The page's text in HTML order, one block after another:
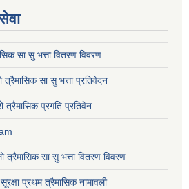
सा सु भत्ता वितरण विवरण
सा सु भत्ता प्रतिवेदन
प्रगति प्रतिवेन
सा सु भत्ता वितरण विवरण
प्रथम त्रैमासिक नामावली